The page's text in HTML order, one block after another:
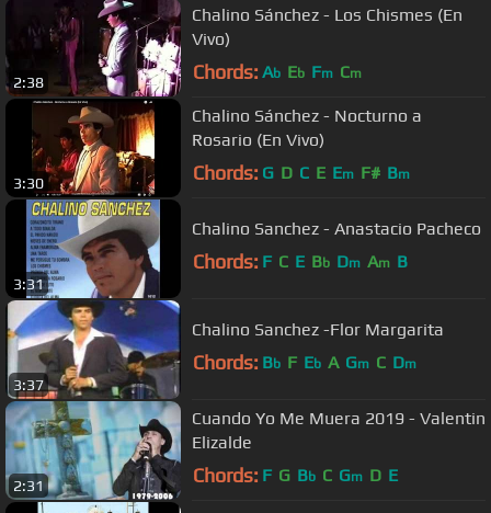
2:38
Chalino Sánchez - Los Chismes (En
Vivo)
Chords: Ab Eb Fm Cm
3:30
Chalino Sánchez - Nocturno a
Rosario (En Vivo)
Chords: G D C E Em F# Bm
3:31
Chalino Sanchez - Anastacio Pacheco
Chords: F C E Bb Dm Am B
3:37
Chalino Sanchez -Flor Margarita
Chords: Bb F Eb A Gm C Dm
2:31
Cuando Yo Me Muera 2019 - Valentin
Elizalde
Chords: F G Bb C Gm D E